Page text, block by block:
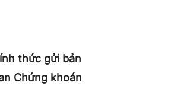
thức gửi bản
Chứng khoán